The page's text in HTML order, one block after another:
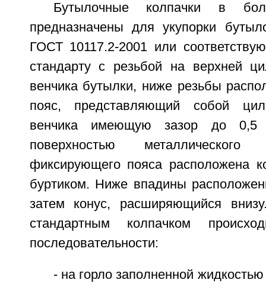
Бутылочные колпачки в
предназначены для укупорки
ГОСТ 10117.2-2001 или
стандарту с резьбой на верхней
венчика бутылки, ниже резьбы
пояс, представляющий собой
венчика имеющую зазор до 0,5
поверхностью
фиксирующего пояса расположена
буртиком. Ниже впадины
затем конус, расширяющийся
стандартным колпачком
последовательности:
- на горло заполненной